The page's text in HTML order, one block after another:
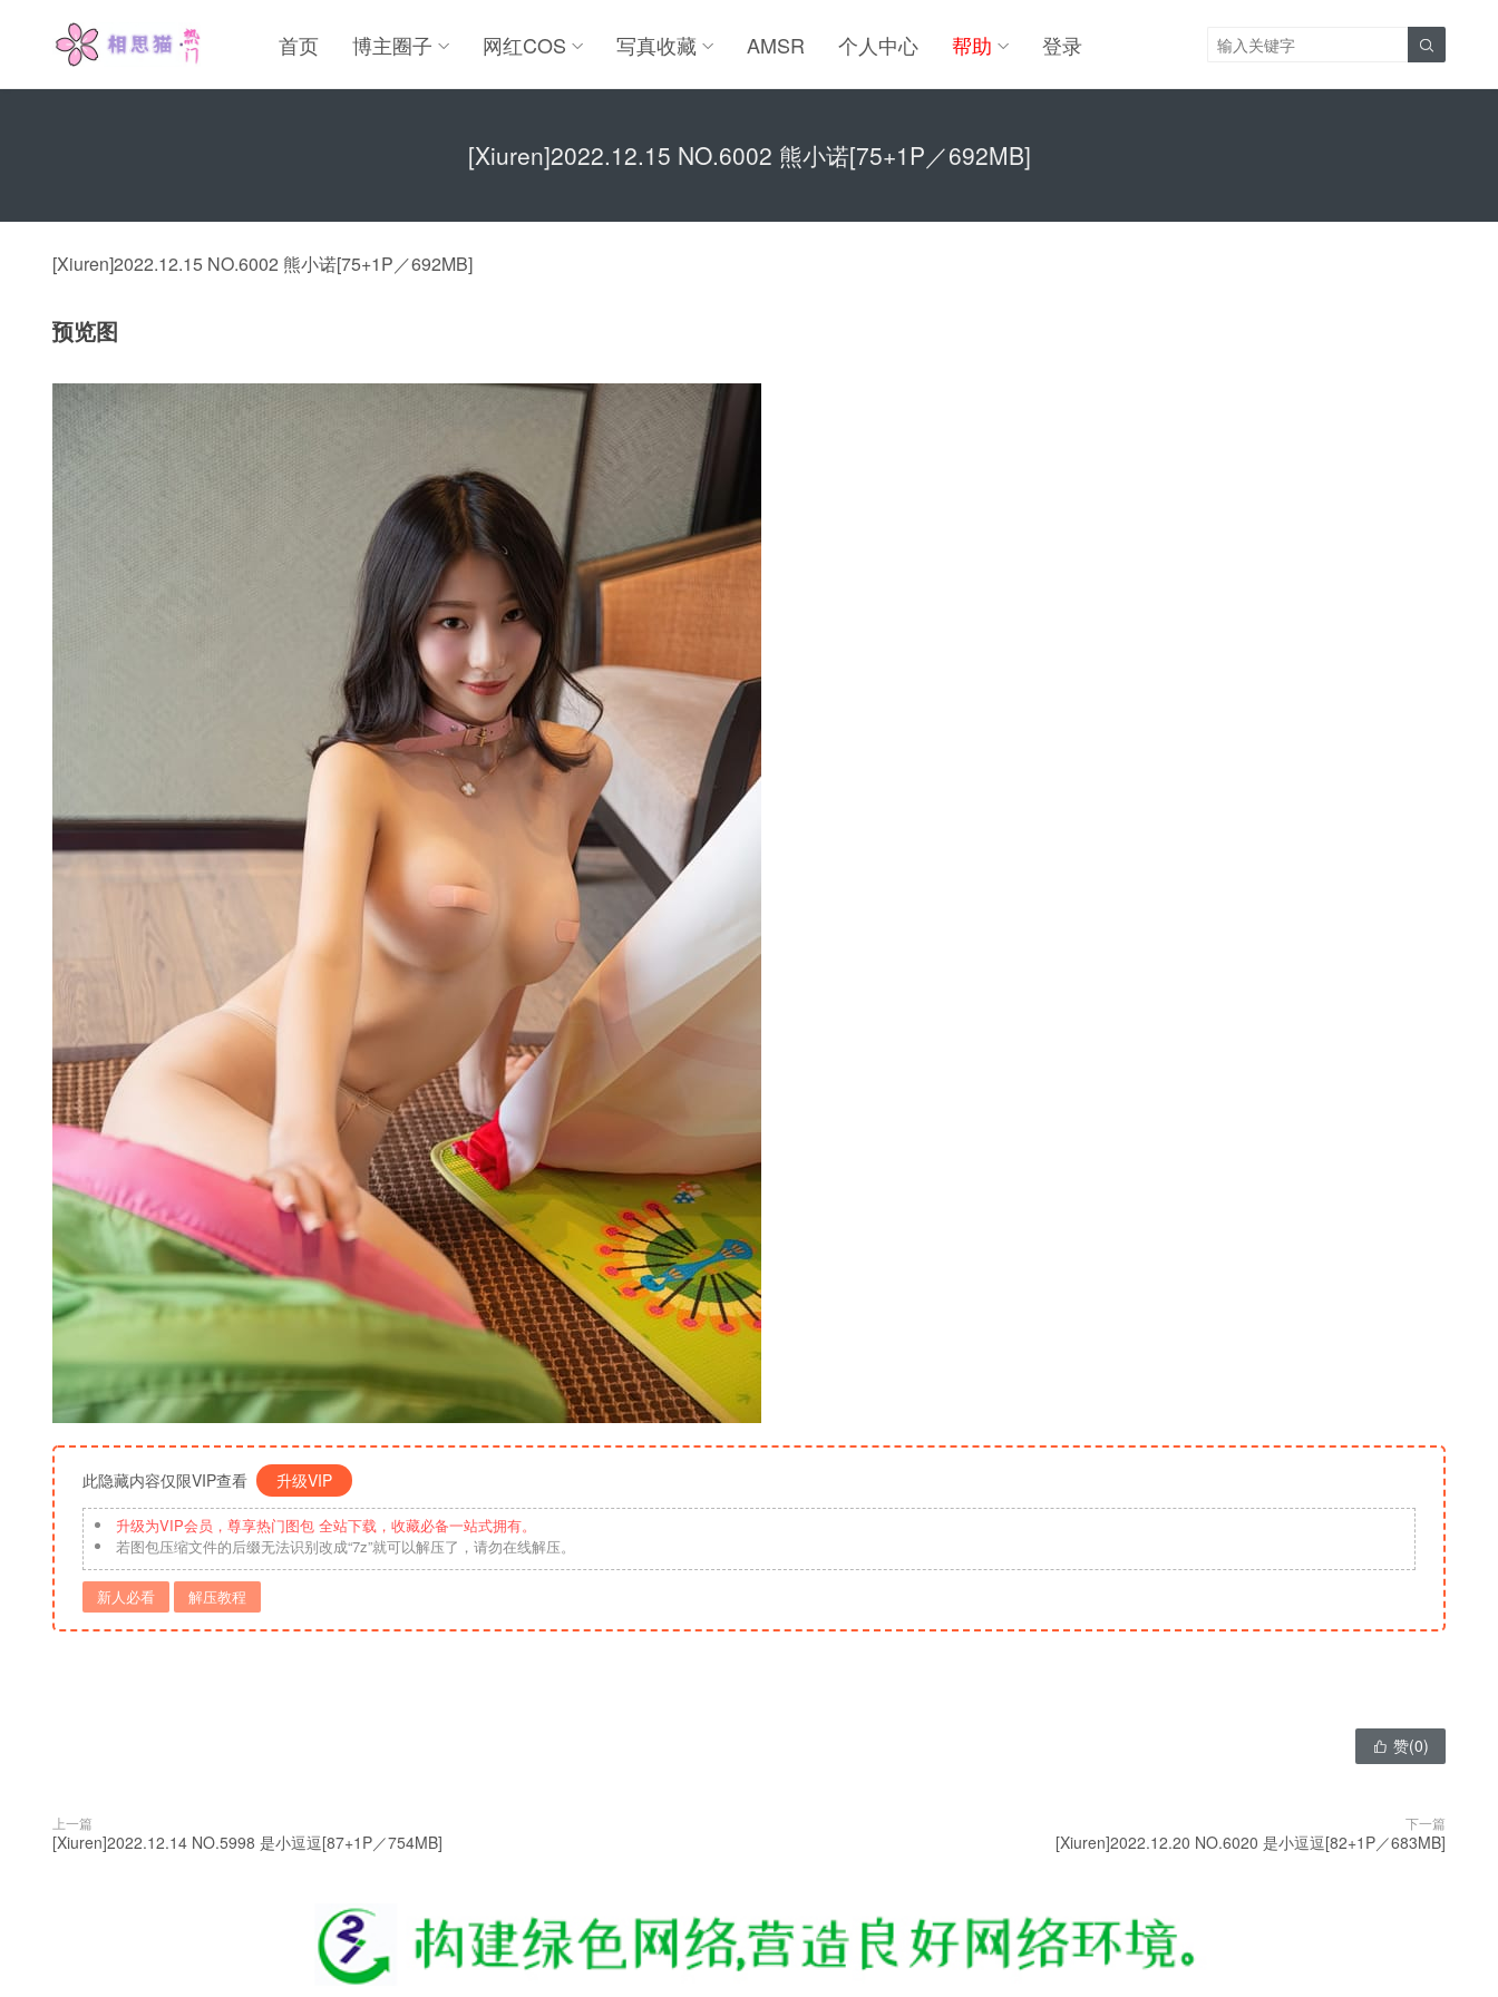
首页 博主圈子 网红COS 写真收藏 AMSR 个人中心 帮助 登录 
[Xiuren]2022.12.15 NO.6002 熊小诺[75+1P／692MB]
[Xiuren]2022.12.15 NO.6002 熊小诺[75+1P／692MB]
预览图
此隐藏内容仅限VIP查看 升级VIP
升级为VIP会员，尊享热门图包 全站下载，收藏必备一站式拥有。
若图包压缩文件的后缀无法识别改成“7z”就可以解压了，请勿在线解压。
新人必看 解压教程
 赞(0)
上一篇
[Xiuren]2022.12.14 NO.5998 是小逗逗[87+1P／754MB]
下一篇
[Xiuren]2022.12.20 NO.6020 是小逗逗[82+1P／683MB]